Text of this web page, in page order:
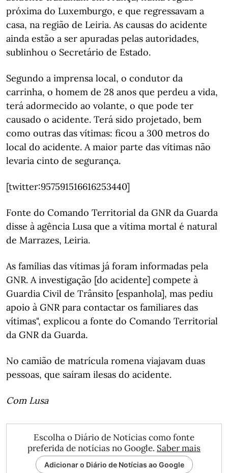
próxima do Luxemburgo, e que regressavam a
casa, na região de Leiria. As causas do acidente
ainda estão a ser apuradas pelas autoridades,
sublinhou o Secretário de Estado.
Segundo a imprensa local, o condutor da
carrinha, o homem de 28 anos que perdeu a vida,
terá adormecido ao volante, o que pode ter
causado o acidente. Terá sido projetado, bem
como outras das vítimas: ficou a 300 metros do
local do acidente. A maior parte das vítimas não
levaria cinto de segurança.
[twitter:957591516616253440]
Fonte do Comando Territorial da GNR da Guarda
disse à agência Lusa que a vítima mortal é natural
de Marrazes, Leiria.
As famílias das vítimas já foram informadas pela
GNR. A investigação [do acidente] compete à
Guardia Civil de Trânsito [espanhola], mas pediu
apoio à GNR para contactar os familiares das
vítimas", explicou a fonte do Comando Territorial
da GNR da Guarda.
No camião de matrícula romena viajavam duas
pessoas, que saíram ilesas do acidente.
Com Lusa
Escolha o Diário de Notícias como fonte
preferida de notícias no Google. Saber mais
Adicionar o Diário de Notícias ao Google